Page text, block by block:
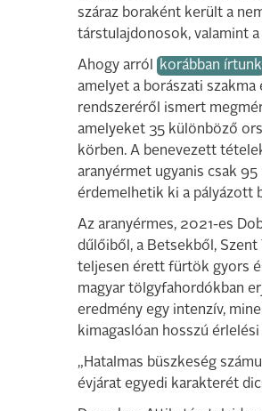
száraz boraként került a
társtulajdonosok, valamint
Ahogy arról korábban írtunk
amelyet a borászati
rendszeréről ismert
amelyeket 35 különböző
körben. A benevezett
aranyérmet ugyanis csak
érdemelhetik ki a pályázott
Az aranyérmes, 2021-es
dűlőiből, a Betsekből,
teljesen érett fürtök gyors
magyar tölgyfahordókban
eredmény egy intenzív,
kimagaslóan hosszú
„Hatalmas büszkeség
évjárat egyedi karakterét